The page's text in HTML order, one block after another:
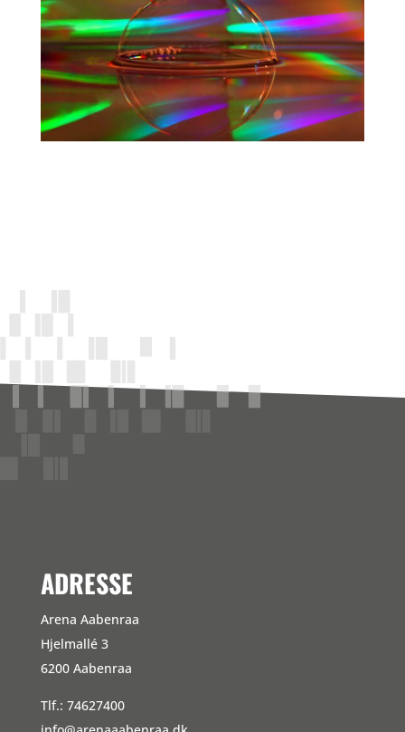
ADRESSE
Arena Aabenraa
Hjelmallé 3
6200 Aabenraa
Tlf.: 74627400